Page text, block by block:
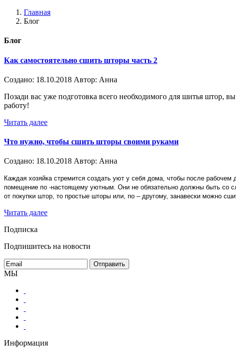
Главная
Блог
Блог
Как самостоятельно сшить шторы часть 2
Создано: 18.10.2018 Автор: Анна
Позади вас уже подготовка всего необходимого для шитья штор,
работу!
Читать далее
Что нужно, чтобы сшить шторы своими руками
Создано: 18.10.2018 Автор: Анна
Каждая хозяйка стремится создать уют у себя дома, чтобы после
помещение по -настоящему уютным. Они не обязательно должны быть со
от покупки штор, то простые шторы или, по – другому, занавески можно
Читать далее
Подписка
Подпишитесь на новости
МЫ
Информация